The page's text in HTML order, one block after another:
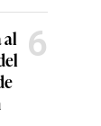
al 6